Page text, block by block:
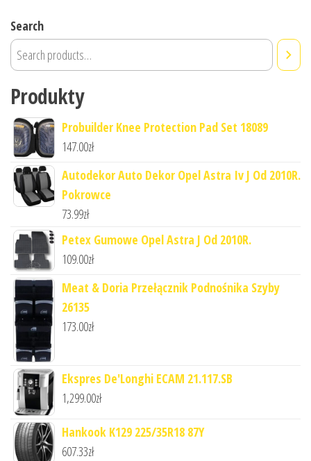
Search
Produkty
Probuilder Knee Protection Pad Set 18089
147.00zł
Autodekor Auto Dekor Opel Astra Iv J Od 2010R.
Pokrowce
73.99zł
Petex Gumowe Opel Astra J Od 2010R.
109.00zł
Meat & Doria Przełącznik Podnośnika Szyby
26135
173.00zł
Ekspres De'Longhi ECAM 21.117.SB
1,299.00zł
Hankook K129 225/35R18 87Y
607.33zł